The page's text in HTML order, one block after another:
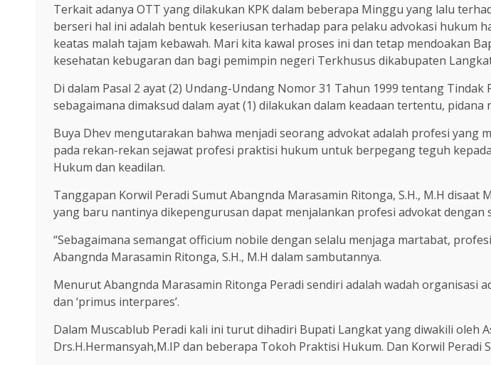
Terkait adanya OTT yang dilakukan KPK dalam beberapa Minggu yang lalu
berseri hal ini adalah bentuk keseriusan terhadap para pelaku advokasi hukum
keatas malah tajam kebawah. Mari kita kawal proses ini dan tetap mendoakan
kesehatan kebugaran dan bagi pemimpin negeri Terkhusus dikabupaten
Di dalam Pasal 2 ayat (2) Undang-Undang Nomor 31 Tahun 1999 tentang
sebagaimana dimaksud dalam ayat (1) dilakukan dalam keadaan tertentu, pidana
Buya Dhev mengutarakan bahwa menjadi seorang advokat adalah profesi yang
pada rekan-rekan sejawat profesi praktisi hukum untuk berpegang teguh
Hukum dan keadilan.
Tanggapan Korwil Peradi Sumut Abangnda Marasamin Ritonga, S.H., M.H
yang baru nantinya dikepengurusan dapat menjalankan profesi advokat dengan
“Sebagaimana semangat officium nobile dengan selalu menjaga martabat,
Abangnda Marasamin Ritonga, S.H., M.H dalam sambutannya.
Menurut Abangnda Marasamin Ritonga Peradi sendiri adalah wadah
dan ‘primus interpares’.
Dalam Muscablub Peradi kali ini turut dihadiri Bupati Langkat yang diwakili oleh
Drs.H.Hermansyah,M.IP dan beberapa Tokoh Praktisi Hukum. Dan Korwil Peradi